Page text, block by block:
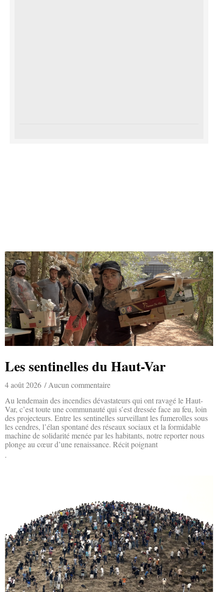
Les sentinelles du Haut-Var
4 août 2026
Aucun commentaire
Au lendemain des incendies dévastateurs qui ont ravagé le Haut-
Var, c’est toute une communauté qui s’est dressée face au feu, loin
des projecteurs. Entre les sentinelles surveillant les fumerolles sous
les cendres, l’élan spontané des réseaux sociaux et la formidable
machine de solidarité menée par les habitants, notre reporter nous
plonge au cœur d’une renaissance. Récit poignant